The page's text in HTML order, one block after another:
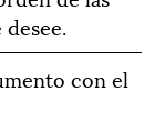
con el